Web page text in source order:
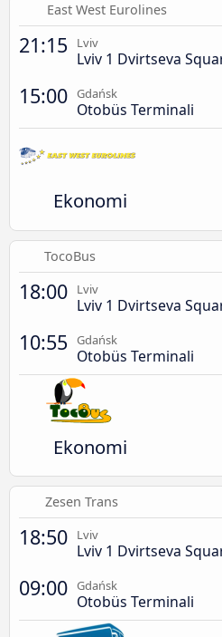
East West Eurolines
21:15 Lviv
Lviv 1 Dvirtseva
15:00 Gdańsk
Otobüs Terminali
Ekonomi
TocoBus
18:00 Lviv
Lviv 1 Dvirtseva
10:55 Gdańsk
Otobüs Terminali
Ekonomi
Zesen Trans
18:50 Lviv
Lviv 1 Dvirtseva
09:00 Gdańsk
Otobüs Terminali